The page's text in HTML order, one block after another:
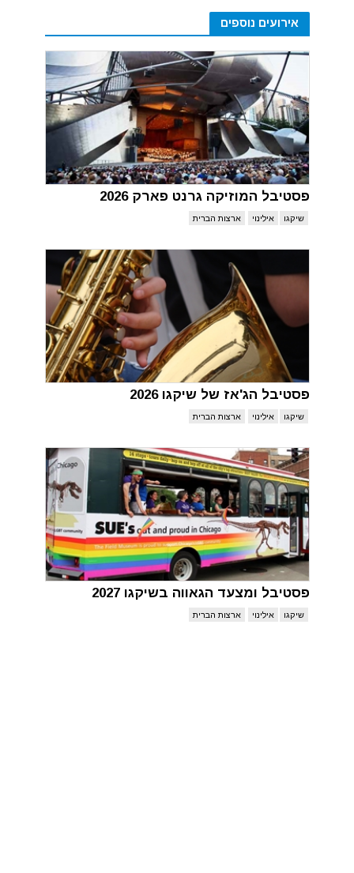
אירועים נוספים
פסטיבל המוזיקה גרנט פארק 2026
שיקגו אילינוי ארצות הברית
פסטיבל הג'אז של שיקגו 2026
שיקגו אילינוי ארצות הברית
פסטיבל ומצעד הגאווה בשיקגו 2027
שיקגו אילינוי ארצות הברית